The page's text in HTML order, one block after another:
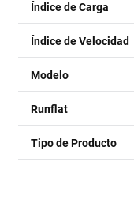
Índice de Carga
Índice de Velocidad
Modelo
Runflat
Tipo de Producto